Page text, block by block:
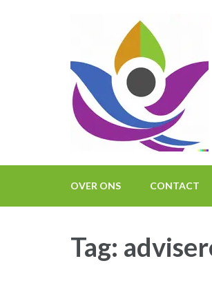
OVER ONS CONTACT
Tag: